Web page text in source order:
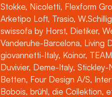
Stokke, Nicoletti, Flexform
Arketipo Loft, Trasio,
swissofa by Horst, Dietiker,
Vanderuhe-Barcelona, Living
giovannetti-Italy, Koinor,
Duvivier, Deme-Italy, Stickley-
Betten, Four Design A/S,
Bobois, brühl, die Collektion,